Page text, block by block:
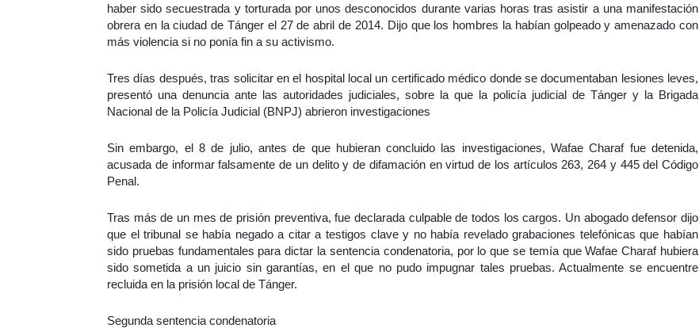
haber sido secuestrada y torturada por unos desconocidos durante varias horas tras asistir a una manifestación
obrera en la ciudad de Tánger el 27 de abril de 2014. Dijo que los hombres la habían golpeado y amenazado con
más violencia si no ponía fin a su activismo.
Tres días después, tras solicitar en el hospital local un certificado médico donde se documentaban lesiones leves,
presentó una denuncia ante las autoridades judiciales, sobre la que la policía judicial de Tánger y la Brigada
Nacional de la Policía Judicial (BNPJ) abrieron investigaciones
Sin embargo, el 8 de julio, antes de que hubieran concluido las investigaciones, Wafae Charaf fue detenida,
acusada de informar falsamente de un delito y de difamación en virtud de los artículos 263, 264 y 445 del Código
Penal.
Tras más de un mes de prisión preventiva, fue declarada culpable de todos los cargos. Un abogado defensor dijo
que el tribunal se había negado a citar a testigos clave y no había revelado grabaciones telefónicas que habían
sido pruebas fundamentales para dictar la sentencia condenatoria, por lo que se temía que Wafae Charaf hubiera
sido sometida a un juicio sin garantías, en el que no pudo impugnar tales pruebas. Actualmente se encuentre
recluida en la prisión local de Tánger.
Segunda sentencia condenatoria